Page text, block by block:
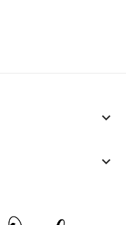
keyboard_arrow_down
keyboard_arrow_down